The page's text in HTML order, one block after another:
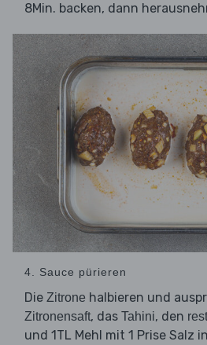
8Min. backen, dann
4. Sauce pürieren
Die Zitrone halbieren und
Zitronensaft, das Tahini, den
und 1TL Mehl mit 1 Prise Salz